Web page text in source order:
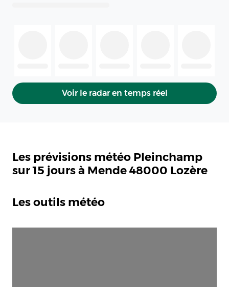
Voir le radar en temps réel
Les prévisions météo Pleinchamp
sur 15 jours à Mende 48000 Lozère
Les outils météo